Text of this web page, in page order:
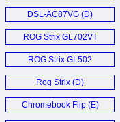
DSL-AC87VG (D)
ROG Strix GL702VT
Notebook (E)
ROG Strix GL502
Notebook (E)
Rog Strix (D)
Chromebook Flip (E)